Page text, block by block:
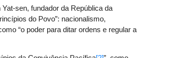
sen, fundador da República da
do Povo”: nacionalismo,
“o poder para ditar ordens e regular a